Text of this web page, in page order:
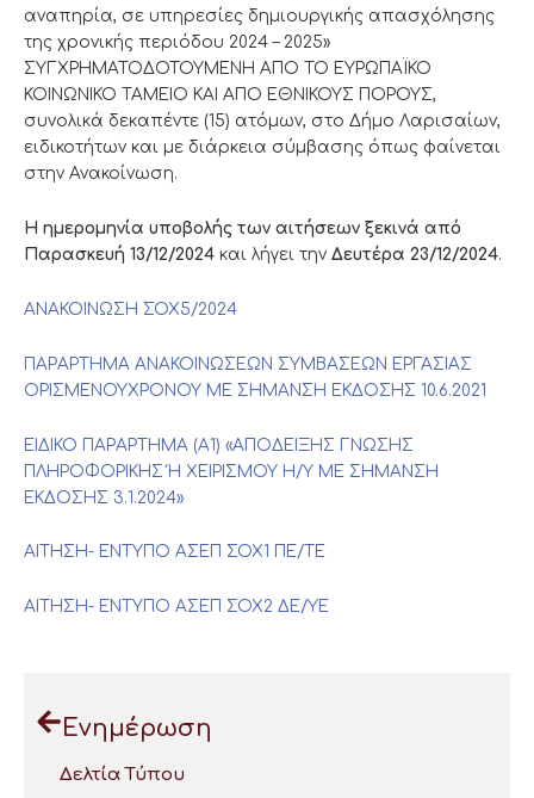
αναπηρία, σε υπηρεσίες δημιουργικής απασχόλησης
της χρονικής περιόδου 2024 – 2025»
ΣΥΓΧΡΗΜΑΤΟΔΟΤΟΥΜΕΝΗ ΑΠΟ ΤΟ ΕΥΡΩΠΑΪΚΟ
ΚΟΙΝΩΝΙΚΟ ΤΑΜΕΙΟ ΚΑΙ ΑΠΟ ΕΘΝΙΚΟΥΣ ΠΟΡΟΥΣ,
συνολικά δεκαπέντε (15) ατόμων, στο Δήμο Λαρισαίων,
ειδικοτήτων και με διάρκεια σύμβασης όπως φαίνεται
στην Ανακοίνωση.
Η ημερομηνία υποβολής των αιτήσεων ξεκινά από
Παρασκευή 13/12/2024 και λήγει την Δευτέρα 23/12/2024.
ΑΝΑΚΟΙΝΩΣΗ ΣΟΧ5/2024
ΠΑΡΑΡΤΗΜΑ ΑΝΑΚΟΙΝΩΣΕΩΝ ΣΥΜΒΑΣΕΩΝ ΕΡΓΑΣΙΑΣ
ΟΡΙΣΜΕΝΟΥΧΡΟΝΟΥ ΜΕ ΣΗΜΑΝΣΗ ΕΚΔΟΣΗΣ 10.6.2021
ΕΙΔΙΚΟ ΠΑΡΑΡΤΗΜΑ (Α1) «ΑΠΟΔΕΙΞΗΣ ΓΝΩΣΗΣ
ΠΛΗΡΟΦΟΡΙΚΗΣ Ή ΧΕΙΡΙΣΜΟΥ Η/Υ ΜΕ ΣΗΜΑΝΣΗ
ΕΚΔΟΣΗΣ 3.1.2024»
ΑΙΤΗΣΗ- ΕΝΤΥΠΟ ΑΣΕΠ ΣΟΧ1 ΠΕ/ΤΕ
ΑΙΤΗΣΗ- ΕΝΤΥΠΟ ΑΣΕΠ ΣΟΧ2 ΔΕ/ΥΕ
Ενημέρωση
Δελτία Τύπου